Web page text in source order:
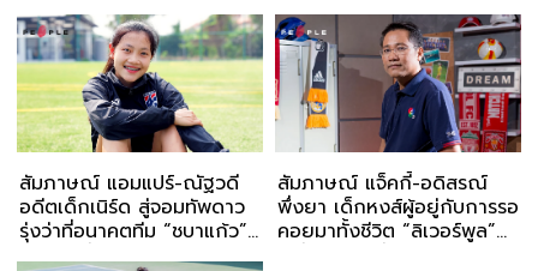
สัมภาษณ์ แอมแปร์-ณัฐวดี
อดีตเด็กเนิร์ด สู่จอมทัพดาว
รุ่งว่าที่อนาคตทีม “ชบาแก้ว”
กับชีวิตที่เรียนรู้จากฟุตบอล
สัมภาษณ์ แจ็คกี้-อดิสรณ์
พึ่งยา เด็กหงส์ผู้อยู่กับการรอ
คอยมาทั้งชีวิต “ลิเวอร์พูล”